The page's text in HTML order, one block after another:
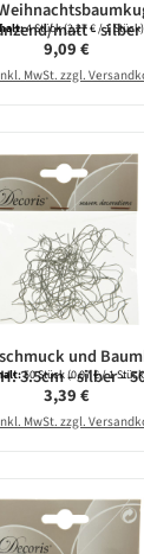
matt - silber
4 Stück(2,27 € / 1 Stück)
Regulärer Preis:
9,09 €
MwSt. zzgl.
und Baumkugeln -
3.5cm - silber -
50 Stück(0,07 € / 1
Regulärer Preis:
3,39 €
MwSt. zzgl.